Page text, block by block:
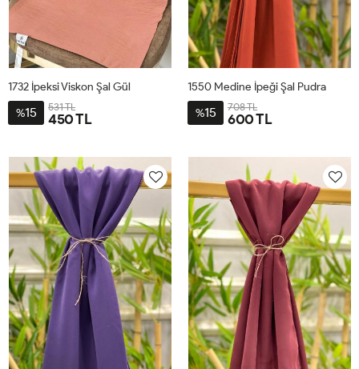
1732 İpeksi Viskon Şal Gül
%15 531 TL
450 TL
1550 Medine İpeği Şal Pudra
%15 708 TL
600 TL